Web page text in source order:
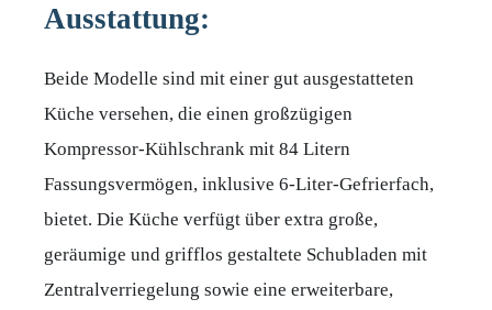
Ausstattung:
Beide Modelle sind mit einer gut ausgestatteten
Küche versehen, die einen großzügigen
Kompressor-Kühlschrank mit 84 Litern
Fassungsvermögen, inklusive 6-Liter-Gefrierfach,
bietet. Die Küche verfügt über extra große,
geräumige und grifflos gestaltete Schubladen mit
Zentralverriegelung sowie eine erweiterbare,